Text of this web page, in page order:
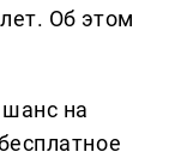
Об этом
на